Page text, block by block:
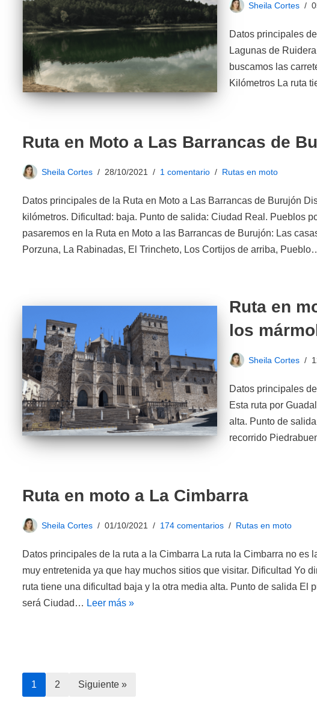
Sheila Cortes
Datos principales
Lagunas de
buscamos las
Kilómetros La ruta
Ruta en Moto a Las Barrancas de
Sheila Cortes 28/10/2021 1 comentario Rutas en moto
Datos principales de la Ruta en Moto a Las Barrancas de Burujón
kilómetros. Dificultad: baja. Punto de salida: Ciudad Real. Pueblos
pasaremos en la Ruta en Moto a las Barrancas de Burujón: Las
Porzuna, La Rabinadas, El Trincheto, Los Cortijos de arriba,
Ruta en
los
Sheila Cortes
Datos principales
Esta ruta por
alta. Punto de
recorrido
Ruta en moto a La Cimbarra
Sheila Cortes 01/10/2021 174 comentarios Rutas en moto
Datos principales de la ruta a la Cimbarra La ruta la Cimbarra no es
muy entretenida ya que hay muchos sitios que visitar. Dificultad Yo
ruta tiene una dificultad baja y la otra media alta. Punto de salida El
será Ciudad… Leer más »
1 2 Siguiente »